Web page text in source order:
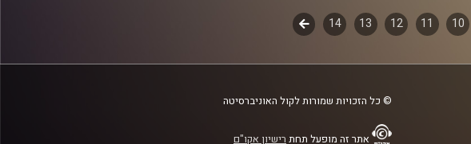
10
11
12
13
14
לשלב
© כל הזכויות שמורות לקול האוניברסיטה
אתר זה מופעל תחת רישיון אקו"ם